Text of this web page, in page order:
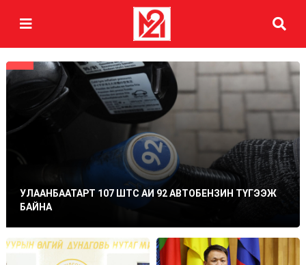
УЛААНБААТАРТ 107 ШТС АИ 92 АВТОБЕНЗИН ТҮГЭЭЖ
БАЙНА